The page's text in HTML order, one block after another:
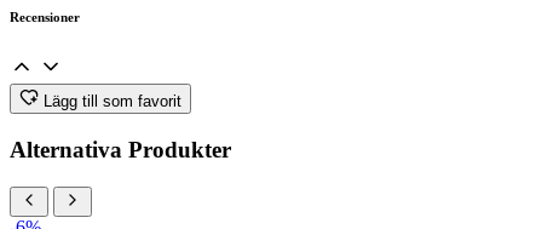
Recensioner
Lägg till som favorit
Alternativa Produkter